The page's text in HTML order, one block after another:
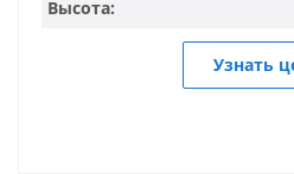
Высота:
Узнать